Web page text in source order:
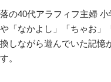
の40代アラフィフ主婦 小
や「なかよし」「ちゃお」
しながら遊んでいた記憶
。